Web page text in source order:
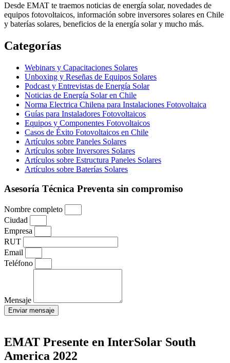
Desde EMAT te traemos noticias de energía solar, novedades de
equipos fotovoltaicos, información sobre inversores solares en Chile
y baterías solares, beneficios de la energía solar y mucho más.
Categorías
Webinars y Capacitaciones Solares
Unboxing y Reseñas de Equipos Solares
Podcast y Entrevistas de Energía Solar
Noticias de Energía Solar en Chile
Norma Electrica Chilena para Instalaciones Fotovoltaica
Guías para Instaladores Fotovoltaicos
Equipos y Componentes Fotovoltaicos
Casos de Éxito Fotovoltaicos en Chile
Artículos sobre Paneles Solares
Artículos sobre Inversores Solares
Artículos sobre Estructura Paneles Solares
Artículos sobre Baterías Solares
Asesoría Técnica Preventa sin compromiso
Nombre completo
Ciudad
Empresa
RUT
Email
Teléfono
Mensaje
Enviar mensaje
EMAT Presente en InterSolar South
America 2022